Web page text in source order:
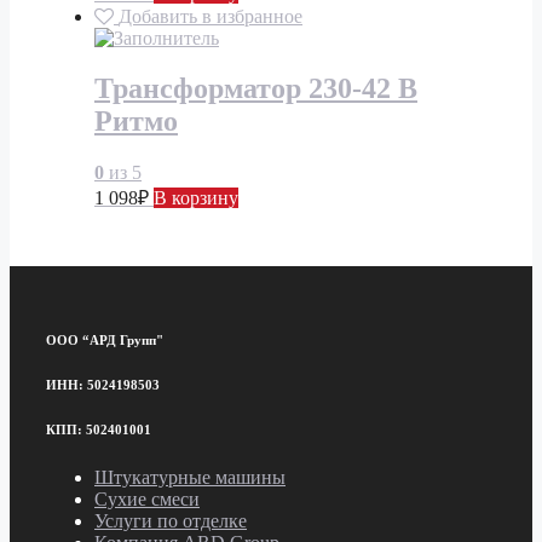
Добавить в избранное
Трансформатор 230-42 В
Ритмо
0 из 5
1 098₽ В корзину
ООО “АРД Групп"
ИНН: 5024198503
КПП: 502401001
Штукатурные машины
Сухие смеси
Услуги по отделке